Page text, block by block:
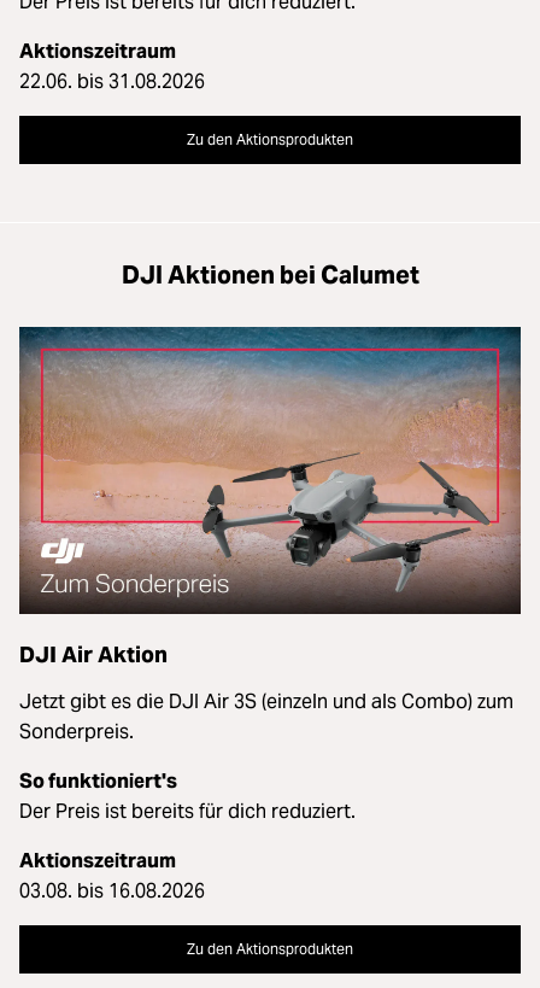
Aktionszeitraum
22.06. bis 31.08.2026
Zu den Aktionsprodukten
DJI Aktionen bei Calumet
DJI Air Aktion
Jetzt gibt es die DJI Air 3S (einzeln und als Combo) zum
Sonderpreis.
So funktioniert's
Der Preis ist bereits für dich reduziert.
Aktionszeitraum
03.08. bis 16.08.2026
Zu den Aktionsprodukten